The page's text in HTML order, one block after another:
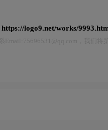
https://logo9.net/works/